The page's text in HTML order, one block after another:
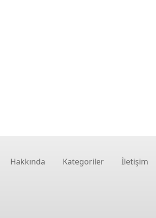
Hakkında Kategoriler İletişim